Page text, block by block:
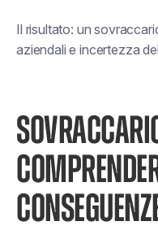
Il risultato: un
aziendali e incertezza